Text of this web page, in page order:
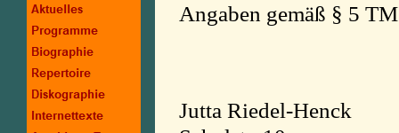
Angaben gemäß § 5
Jutta Riedel-Henck